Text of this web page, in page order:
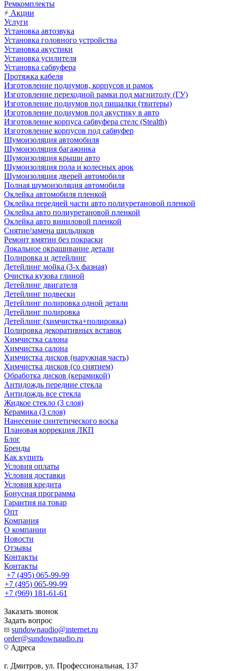
Ремкомплекты
Акции
Услуги
Установка автозвука
Установка головного устройства
Установка акустики
Установка усилителя
Установка сабвуфера
Протяжка кабеля
Изготовление подиумов, корпусов и рамок
Изготовление переходной рамки под магнитолу (ГУ)
Изготовление подиумов под пищалки (твитеры)
Изготовление подиумов под акустику в авто
Изготовление корпуса сабвуфера стелс (Stealth)
Изготовление корпусов под сабвуфер
Шумоизоляция автомобиля
Шумоизоляция багажника
Шумоизоляция крыши авто
Шумоизоляция пола и колесных арок
Шумоизоляция дверей автомобиля
Полная шумоизоляция автомобиля
Оклейка автомобиля пленкой
Оклейка передней части авто полиуретановой пленкой
Оклейка авто полиуретановой пленкой
Оклейка авто виниловой пленкой
Снятие/замена шильдиков
Ремонт вмятин без покраски
Локальное окрашивание детали
Полировка и детейлинг
Детейлинг мойка (3-х фазная)
Очистка кузова глиной
Детейлинг двигателя
Детейлинг подвески
Детейлинг полировка одной детали
Детейлинг полировка
Детейлинг (химчистка+полировка)
Полировка декоративных вставок
Химчистка салона
Химчистка салона
Химчистка дисков (наружная часть)
Химчистка дисков (со снятием)
Обработка дисков (керамикой)
Антидождь передние стекла
Антидождь все стекла
Жидкое стекло (3 слоя)
Керамика (3 слоя)
Нанесение синтетического воска
Плановая коррекция ЛКП
Блог
Бренды
Как купить
Условия оплаты
Условия доставки
Условия кредита
Бонусная программа
Гарантия на товар
Опт
Компания
О компании
Новости
Отзывы
Контакты
Контакты
+7 (495) 065-99-99
+7 (495) 065-99-99
+7 (969) 181-61-61
Заказать звонок
Задать вопрос
sundownaudio@internet.ru
order@sundownaudio.ru
Адреса
г. Дмитров, ул. Профессиональная, 137